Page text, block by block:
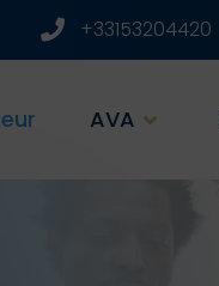
+33153204420
AVA